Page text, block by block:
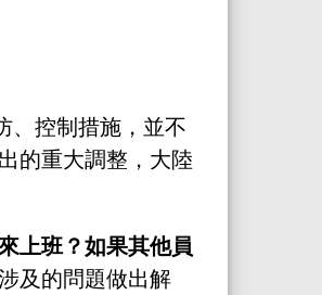
、控制措施，並不
的重大調整，大陸
上班？如果其他員
及的問題做出解